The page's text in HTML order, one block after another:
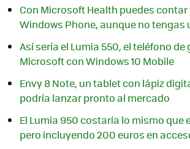
Con Microsoft Health puedes
Windows Phone, aunque no tengas
Así sería el Lumia 550, el teléfono
Microsoft con Windows 10 Mobile
Envy 8 Note, un tablet con lápiz
podría lanzar pronto al mercado
El Lumia 950 costaría lo mismo que
pero incluyendo 200 euros en